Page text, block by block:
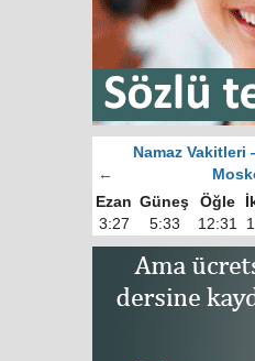
Namaz
←
Ezan Güneş Öğle
3:27
5:33 12:31